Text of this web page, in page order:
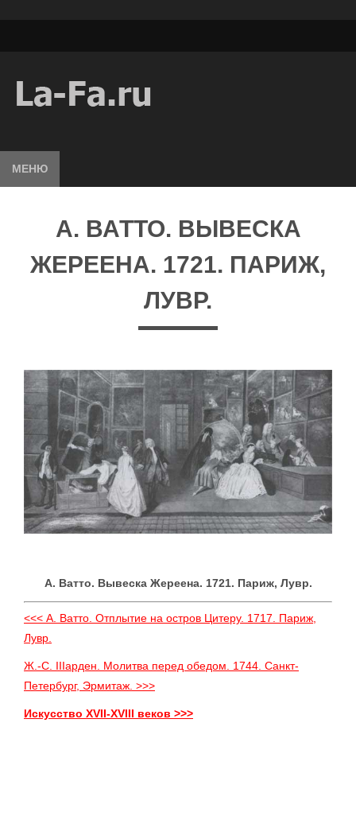
МЕНЮ
А. ВАТТО. ВЫВЕСКА
ЖЕРЕЕНА. 1721. ПАРИЖ,
ЛУВР.
А. Ватто. Вывеска Жереена. 1721. Париж, Лувр.
<<< А. Ватто. Отплытие на остров Цитеру. 1717. Париж,
Лувр.
Ж.-С. IIIарден. Молитва перед обедом. 1744. Санкт-
Петербург, Эрмитаж. >>>
Искусство XVII-XVIII веков >>>